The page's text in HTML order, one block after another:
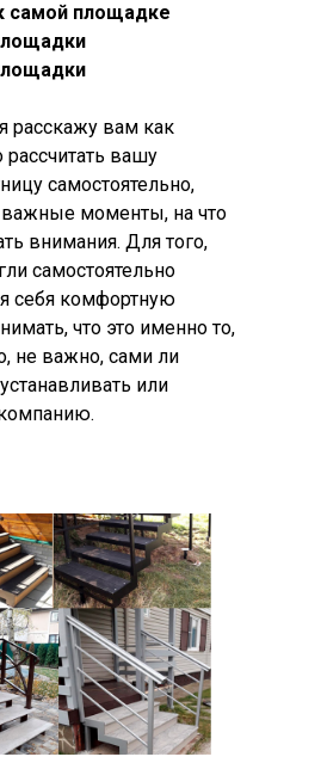
самой площадке
расскажу вам как
вашу
самостоятельно,
важные моменты, на что
внимания. Для того,
самостоятельно
себя комфортную
что это именно то,
не важно, сами ли
или